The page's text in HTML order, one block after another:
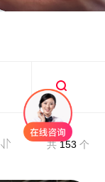
共153 个